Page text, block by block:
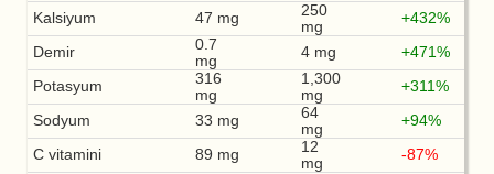
Kalsiyum
47 mg
250
mg
+432%
Demir
0.7
mg
4 mg
+471%
Potasyum
316
mg
1,300
mg
+311%
Sodyum
33 mg
64
mg
+94%
C vitamini
89 mg
12
mg
-87%